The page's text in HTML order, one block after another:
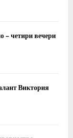
– четири вечери
Виктория